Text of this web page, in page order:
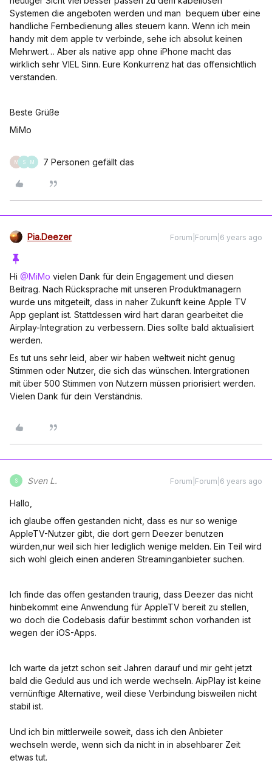
Systemen die angeboten werden und man bequem über eine
handliche Fernbedienung alles steuern kann. Wenn ich mein
handy mit dem apple tv verbinde, sehe ich absolut keinen
Mehrwert… Aber als native app ohne iPhone macht das
wirklich sehr VIEL Sinn. Eure Konkurrenz hat das offensichtlich
verstanden.
Beste Grüße
MiMo
M S M 7 Personen gefällt das
Pia.Deezer Forum|Forum|6 years ago
Hi @MiMo vielen Dank für dein Engagement und diesen
Beitrag. Nach Rücksprache mit unseren Produktmanagern
wurde uns mitgeteilt, dass in naher Zukunft keine Apple TV
App geplant ist. Stattdessen wird hart daran gearbeitet die
Airplay-Integration zu verbessern. Dies sollte bald aktualisiert
werden.
Es tut uns sehr leid, aber wir haben weltweit nicht genug
Stimmen oder Nutzer, die sich das wünschen. Intergrationen
mit über 500 Stimmen von Nutzern müssen priorisiert werden.
Vielen Dank für dein Verständnis.
S Sven L. Forum|Forum|6 years ago
Hallo,
ich glaube offen gestanden nicht, dass es nur so wenige
AppleTV-Nutzer gibt, die dort gern Deezer benutzen
würden,nur weil sich hier lediglich wenige melden. Ein Teil wird
sich wohl gleich einen anderen Streaminganbieter suchen.
Ich finde das offen gestanden traurig, dass Deezer das nicht
hinbekommt eine Anwendung für AppleTV bereit zu stellen,
wo doch die Codebasis dafür bestimmt schon vorhanden ist
wegen der iOS-Apps.
Ich warte da jetzt schon seit Jahren darauf und mir geht jetzt
bald die Geduld aus und ich werde wechseln. AipPlay ist keine
vernünftige Alternative, weil diese Verbindung bisweilen nicht
stabil ist.
Und ich bin mittlerweile soweit, dass ich den Anbieter
wechseln werde, wenn sich da nicht in in absehbarer Zeit
etwas tut.